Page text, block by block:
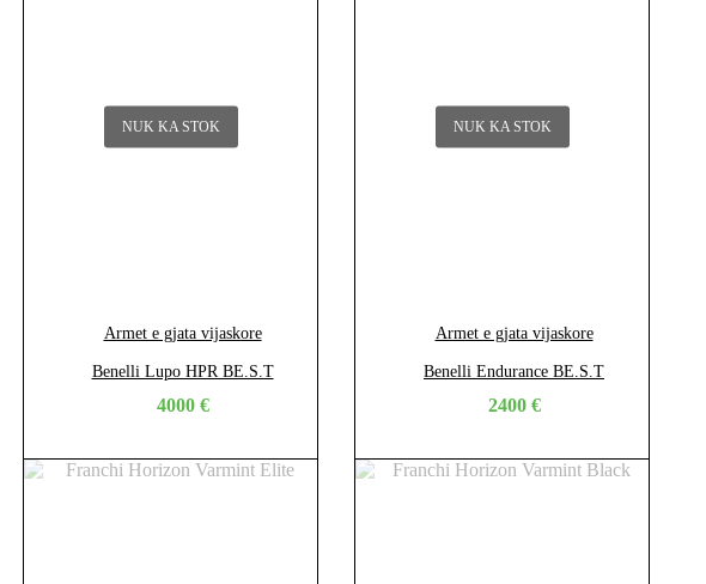
NUK KA STOK
Armet e gjata vijaskore
Benelli Lupo HPR BE.S.T
4000 €
NUK KA STOK
Armet e gjata vijaskore
Benelli Endurance BE.S.T
2400 €